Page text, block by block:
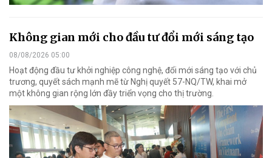
Không gian mới cho đầu tư đổi mới sáng tạo
08/08/2026 05:00
Hoạt động đầu tư khởi nghiệp công nghệ, đổi mới sáng tạo với chủ
trương, quyết sách mạnh mẽ từ Nghị quyết 57-NQ/TW, khai mở
một không gian rộng lớn đầy triển vọng cho thị trường.